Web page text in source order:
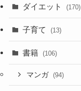
ダイエット (170)
子育て (13)
書籍 (106)
マンガ (94)